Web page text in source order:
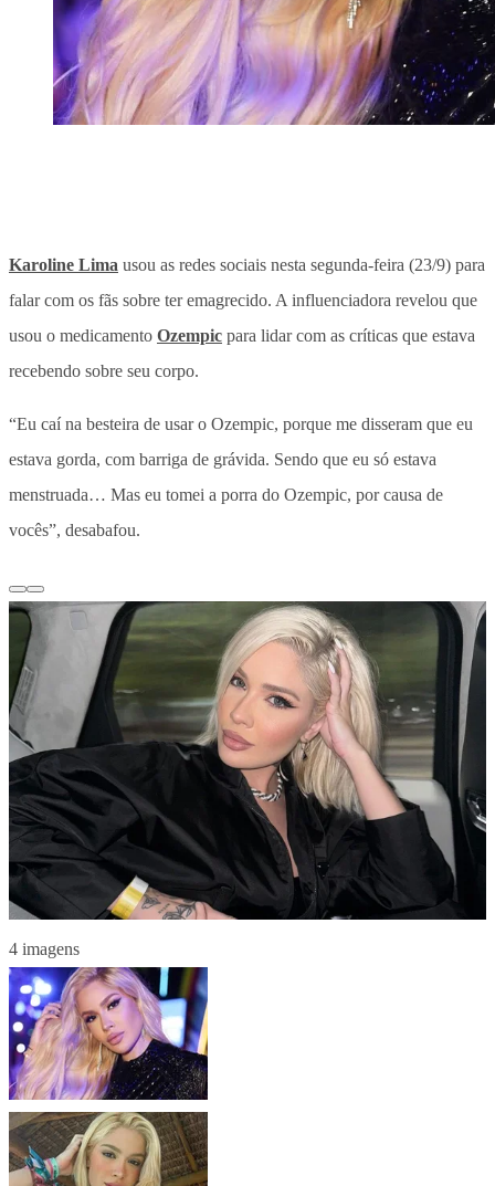
Karoline Lima usou as redes sociais nesta segunda-feira (23/9) para
falar com os fãs sobre ter emagrecido. A influenciadora revelou que
usou o medicamento Ozempic para lidar com as críticas que estava
recebendo sobre seu corpo.
“Eu caí na besteira de usar o Ozempic, porque me disseram que eu
estava gorda, com barriga de grávida. Sendo que eu só estava
menstruada… Mas eu tomei a porra do Ozempic, por causa de
vocês”, desabafou.
4 imagens